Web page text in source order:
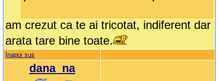
am crezut ca te ai tricotat, indiferent dar
arata tare bine toate.
Inapoi sus
dana_na